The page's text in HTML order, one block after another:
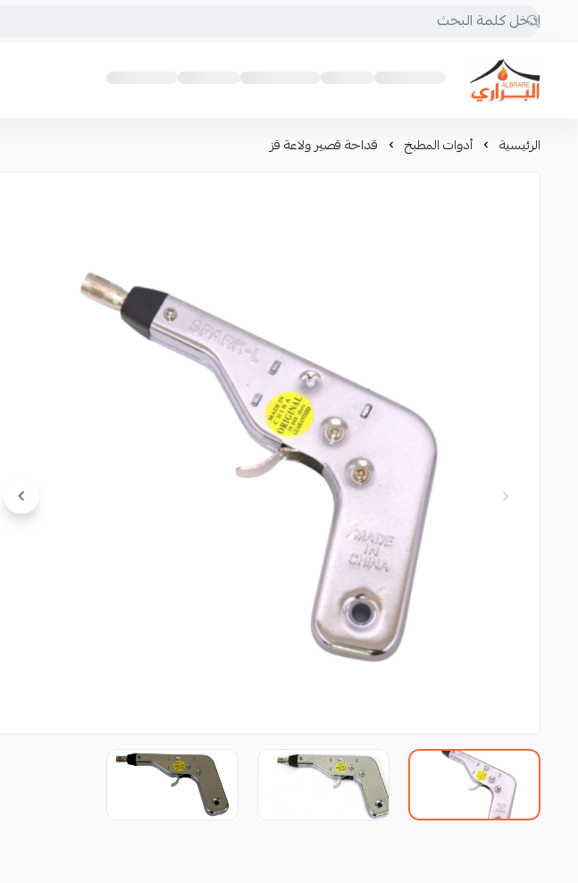
البراري للرحلات
الرئيسية أدوات المطبخ قداحة قصير ولاعة قز